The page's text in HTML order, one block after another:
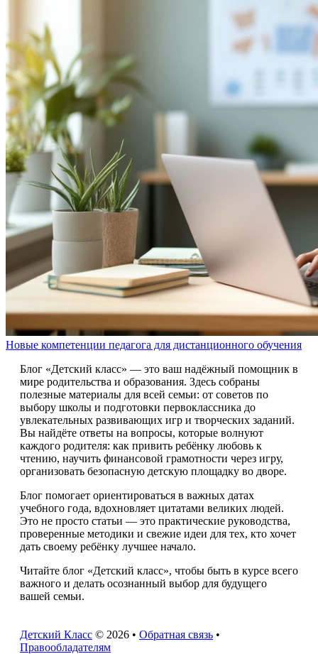
Новые компетенции педагога для дистанционного обучения
Блог «Детский класс» — это ваш надёжный помощник в
мире родительства и образования. Здесь собраны
полезные материалы для всей семьи: от советов по
выбору школы и подготовки первоклассника до
увлекательных развивающих игр и творческих заданий.
Вы найдёте ответы на вопросы, которые волнуют
каждого родителя: как привить ребёнку любовь к
чтению, научить финансовой грамотности через игру,
организовать безопасную детскую площадку во дворе.
Блог помогает ориентироваться в важных датах
учебного года, вдохновляет цитатами великих людей.
Это не просто статьи — это практические руководства,
проверенные методики и свежие идеи для тех, кто хочет
дать своему ребёнку лучшее начало.
Читайте блог «Детский класс», чтобы быть в курсе всего
важного и делать осознанный выбор для будущего
вашей семьи.
Детский Класс © 2026 • Обратная связь •
Правообладателям